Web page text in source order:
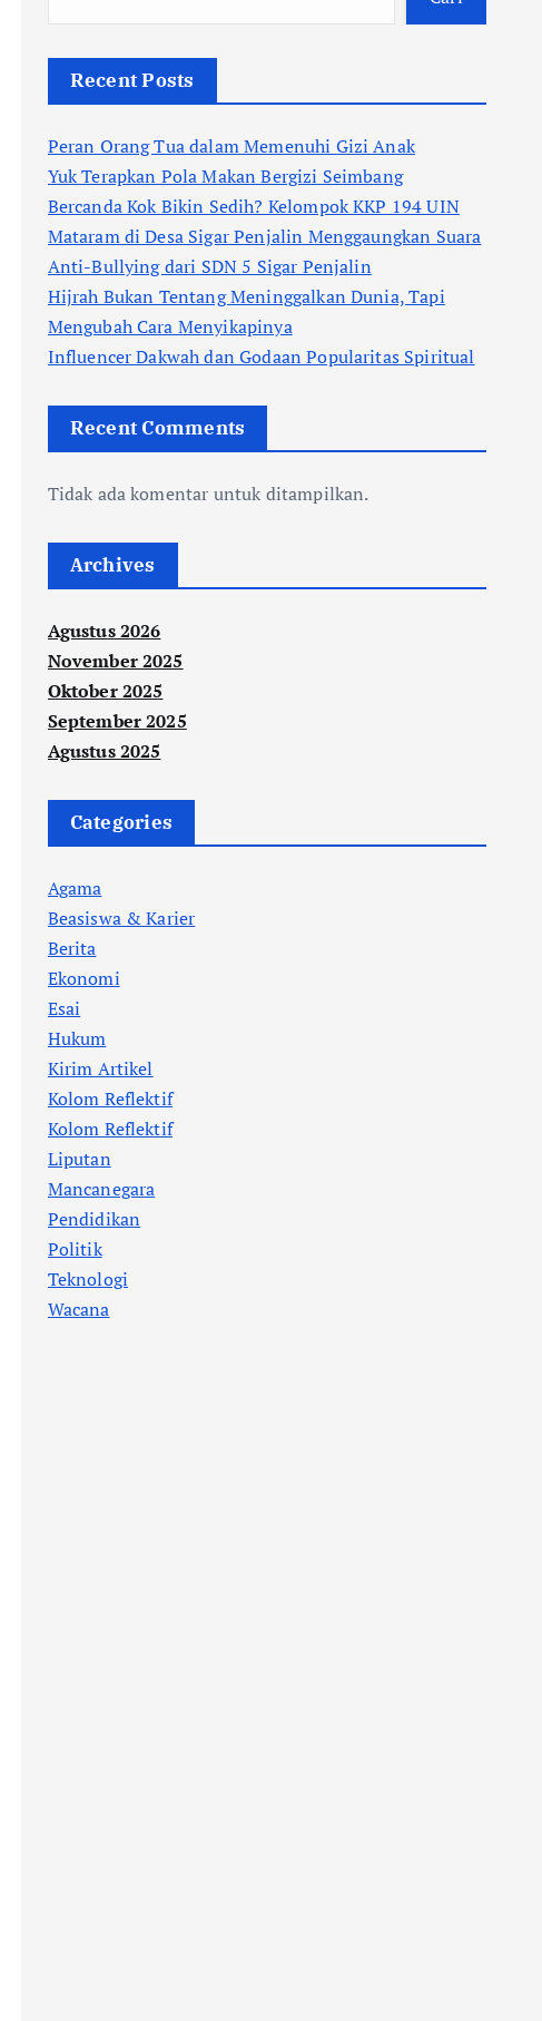
Recent Posts
Peran Orang Tua dalam Memenuhi Gizi Anak
Yuk Terapkan Pola Makan Bergizi Seimbang
Bercanda Kok Bikin Sedih? Kelompok KKP 194 UIN
Mataram di Desa Sigar Penjalin Menggaungkan Suara
Anti-Bullying dari SDN 5 Sigar Penjalin
Hijrah Bukan Tentang Meninggalkan Dunia, Tapi
Mengubah Cara Menyikapinya
Influencer Dakwah dan Godaan Popularitas Spiritual
Recent Comments
Tidak ada komentar untuk ditampilkan.
Archives
Agustus 2026
November 2025
Oktober 2025
September 2025
Agustus 2025
Categories
Agama
Beasiswa & Karier
Berita
Ekonomi
Esai
Hukum
Kirim Artikel
Kolom Reflektif
Kolom Reflektif
Liputan
Mancanegara
Pendidikan
Politik
Teknologi
Wacana